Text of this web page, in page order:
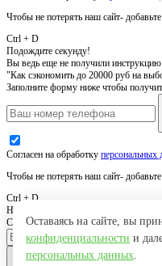
Чтобы не потерять наш сайт-
Ctrl + D
Подождите секунду!
Вы ведь еще не получили инструкцию
"Как сэкономить до 20000 руб на
Заполните форму ниже чтобы
Согласен на обработку персональных
Чтобы не потерять наш сайт-
Ctrl + D
Нужна похожая лестница
Свяжемся с вами, уточним детали и
Оставаясь на сайте, вы
конфиденциальности и
персональных данных.